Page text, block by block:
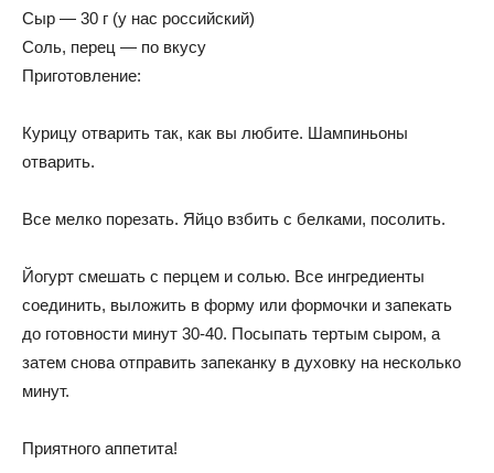
Сыр — 30 г (у нас российский)
Соль, перец — по вкусу
Приготовление:
Курицу отварить так, как вы любите. Шампиньоны
отварить.
Все мелко порезать. Яйцо взбить с белками, посолить.
Йогурт смешать с перцем и солью. Все ингредиенты
соединить, выложить в форму или формочки и запекать
до готовности минут 30-40. Посыпать тертым сыром, а
затем снова отправить запеканку в духовку на несколько
минут.
Приятного аппетита!